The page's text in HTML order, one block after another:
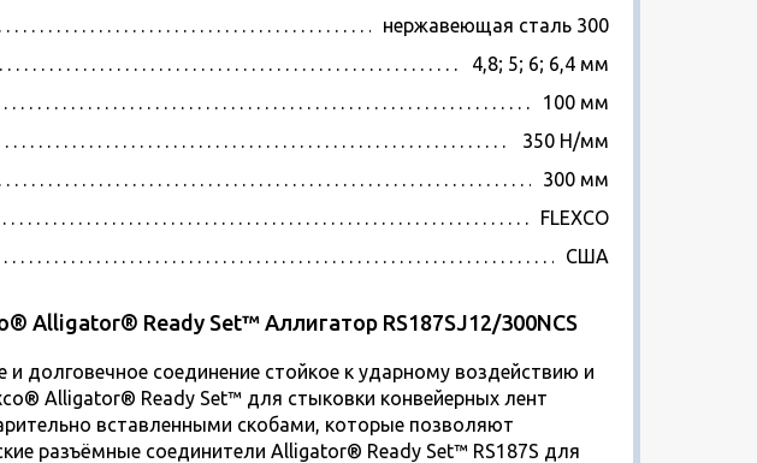
нержавеющая сталь 300
4,8; 5; 6; 6,4 мм
100 мм
350 Н/мм
300 мм
FLEXCO
США
Alligator® Ready Set™ Аллигатор RS187SJ12/300NCS
долговечное соединение стойкое к ударному воздействию и
Alligator® Ready Set™ для стыковки конвейерных лент
вставленными скобами, которые позволяют
разъёмные соединители Alligator® Ready Set™ RS187S для